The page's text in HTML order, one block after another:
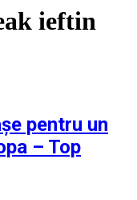
ieftin
pentru un
– Top